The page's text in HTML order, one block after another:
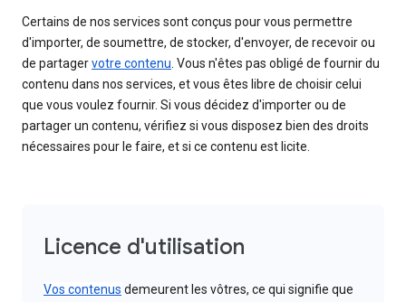
Certains de nos services sont conçus pour vous permettre
d'importer, de soumettre, de stocker, d'envoyer, de recevoir ou
de partagervotre contenu. Vous n'êtes pas obligé de fournir du
contenu dans nos services, et vous êtes libre de choisir celui
que vous voulez fournir. Si vous décidez d'importer ou de
partager un contenu, vérifiez si vous disposez bien des droits
nécessaires pour le faire, et si ce contenu est licite.
Licence d'utilisation
Vos contenus demeurent les vôtres, ce qui signifie que